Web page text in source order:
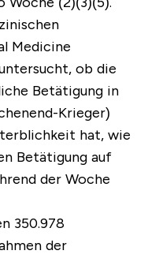
Medicine
ob die
Betätigung in
Krieger)
hat, wie
Betätigung auf
der Woche
350.978
der